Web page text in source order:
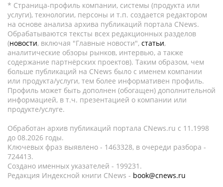
* Страница-профиль компании, системы (продукта или
услуги), технологии, персоны и т.п. создается редактором
на основе анализа архива публикаций портала CNews.
Обрабатываются тексты всех редакционных разделов
(новости, включая "Главные новости", статьи,
аналитические обзоры рынков, интервью, а также
содержание партнёрских проектов). Таким образом, чем
больше публикаций на CNews было с именем компании
или продукта/услуги, тем более информативен профиль.
Профиль может быть дополнен (обогащен) дополнительной
информацией, в т.ч. презентацией о компании или
продукте/услуге.
Обработан архив публикаций портала CNews.ru c 11.1998
до 08.2026 годы.
Ключевых фраз выявлено - 1463328, в очереди разбора -
724413.
Создано именных указателей - 199231.
Редакция Индексной книги CNews - book@cnews.ru